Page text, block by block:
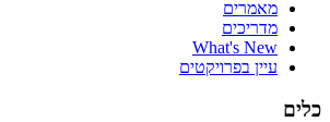
מאמרים
מדריכים
What's New
עיין בפרויקטים
כלים